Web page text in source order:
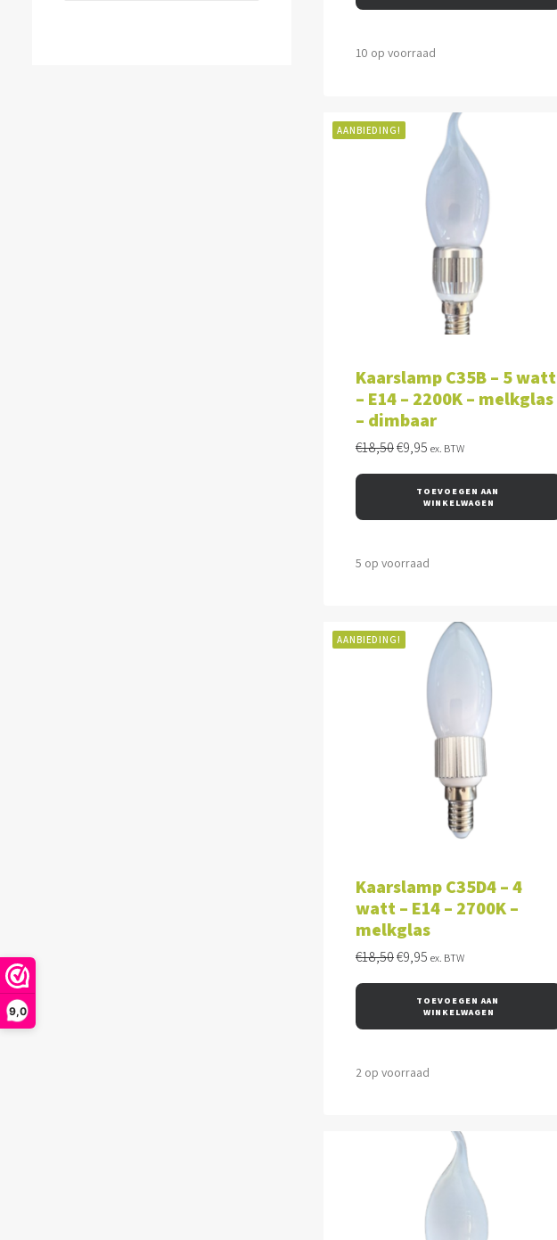
9,0
10 op voorraad
AANBIEDING!
Kaarslamp C35B – 5 watt
– E14 – 2200K – melkglas
– dimbaar
€18,50Oorspronkelijke
€18,50.
€9,95Huidige
€9,95.
ex. BTW
TOEVOEGEN AAN
WINKELWAGEN
5 op voorraad
AANBIEDING!
Kaarslamp C35D4 – 4
watt – E14 – 2700K –
melkglas
€18,50Oorspronkelijke
€18,50.
€9,95Huidige
€9,95.
ex. BTW
TOEVOEGEN AAN
WINKELWAGEN
2 op voorraad